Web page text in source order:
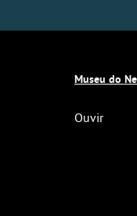
Museu do
Ouvir